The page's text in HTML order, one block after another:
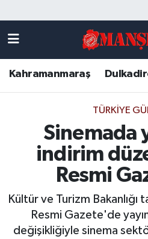
Kahramanmaraş
TÜRKIYE
Sinemada
indirim
Resmi
Kültür ve Turizm Bakanlığı
Resmi Gazete'de
değişikliğiyle sinema
DULKADİROĞLU
KAHRAMANMARAŞ
ONİKİŞUBAT
ÖZEL HABER
Künye
Kahramanmaraş
Kahramanmaraş Hava
Kahramanmaraş Trafik
Süper Lig Puan Durumu
Tüm Manşetler
Son Dakika Haberleri
Haber Arşivi